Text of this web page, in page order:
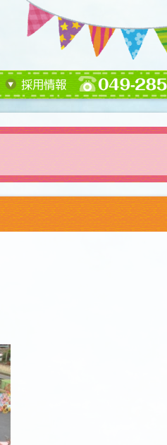
採用情報